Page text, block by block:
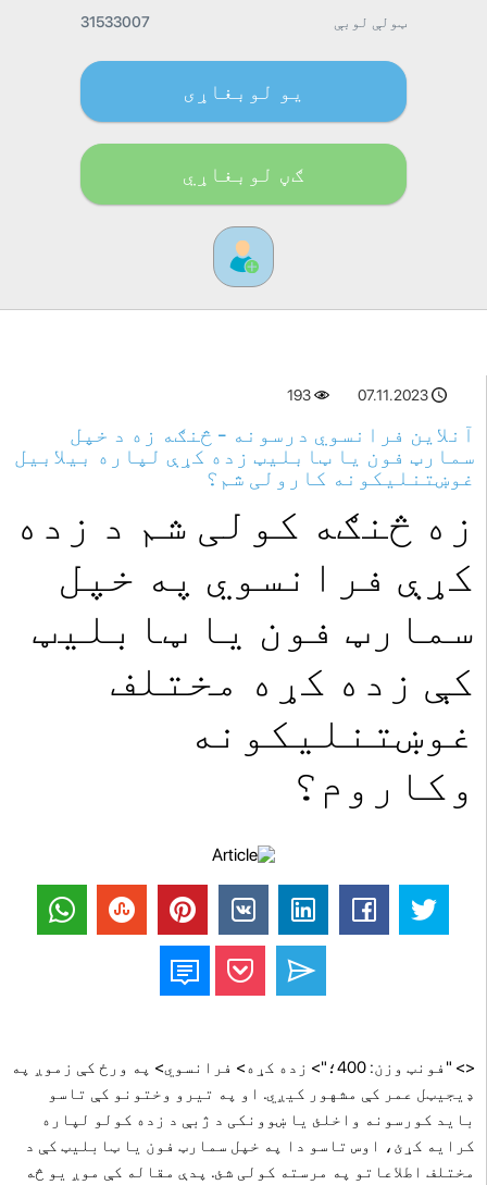
ټولې لوبې 31533007
یو لوبغاړی
ګڼ لوبغاړي
07.11.2023
193
آنلاین فرانسوي درسونه - څنګه زه د خپل
سمارټ فون یا ټابلیټ زده کړې لپاره بیلابیل
غوښتنلیکونه کارولی شم؟
زه څنګه کولی شم د زده
کړې فرانسوي په خپل
سمارټ فون یا ټابلیټ
کې زده کړه مختلف
غوښتنلیکونه
وکاروم؟
<> "فونټ وزن: 400؛"> زده کړه> فرانسوي> په ورځ کې زموږ په
ډیجیټل عمر کې مشهور کیږي. او په تیرو وختونو کې تاسو
باید کورسونه واخلئ یا ښوونکی د ژبې د زده کولو لپاره
کرایه کړئ، اوس تاسو دا په خپل سمارټ فون یا ټابلیټ کې د
مختلف اطلاعاتو په مرسته کولی شئ. پدې مقاله کې موږ یو څه